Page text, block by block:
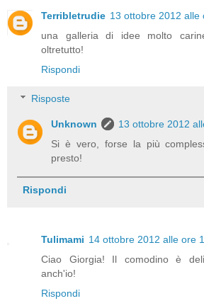
Terribletrudie 13 ottobre 2012 alle
una galleria di idee molto
oltretutto!
Rispondi
Risposte
Unknown
13 ottobre 2012
Si è vero, forse la più
presto!
Rispondi
Tulimami 14 ottobre 2012 alle ore
Ciao Giorgia! Il comodino è
anch'io!
Rispondi